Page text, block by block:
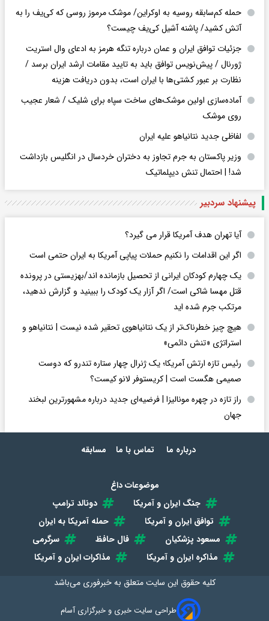
حمله کم‌سابقه روسیه به اوکراین/ موشک مرموز روسی که کی‌یف را به
آتش کشید/ پاشنه آشیل کی‌یف چیست؟
جزئیات توافق ایران و عمان درباره تنگه هرمز به ادعای وال استریت
ژورنال / پیش‌نویس توافق باید به تایید مقامات ارشد ایران برسد /
نظارت بر عبور کشتی‌ها با ایران است، بدون دریافت هزینه
آماده‌سازی اولین موشک‌های ساخت سپاه برای شلیک / شعار عجیب
روی موشک
لفاظی جدید نتانیاهو علیه ایران
وزیر پاکستان به جرم تجاوز به دختران خردسال در انگلیس بازداشت
شد! | احتمال تنش دیپلماتیک
پیشنهاد سردبیر
آیا تهران هدف آمریکا قرار می گیرد؟
اگر این اقدامات را نکنیم حملات پیاپی آمریکا به ایران حتمی است
یک چهارم کودکان ایرانی از تحصیل بازمانده اند/بهزیستی در پرونده
قتل مهسا شاکی است/ اگر آزار یک کودک را ببینید و گزارش ندهید،
مرتکب جرم شده اید
هیچ چیز خطرناک‌تر از یک نتانیاهوی تحقیر شده نیست | نتانیاهو و
استراتژی «تنش دائمی»
رئیس تازه ارتش آمریکا؛ یک ژنرال چهار ستاره تندرو که دوست
صمیمی هگست است | کریستوفر لانو کیست؟
راز تازه در چهره مونالیزا | فرضیه‌ای جدید درباره مشهورترین لبخند
جهان
درباره ما تماس با ما مسابقه
موضوعات داغ
جنگ ایران و آمریکا
دونالد ترامپ
توافق ایران و آمریکا
حمله آمریکا به ایران
مسعود پزشکیان
فال حافظ
سرگرمی
مذاکره ایران و آمریکا
مذاکرات ایران و آمریکا
کلیه حقوق این سایت متعلق بهخبرفوری می‌باشد
طراحی سایت خبری و خبرگزاری آسام